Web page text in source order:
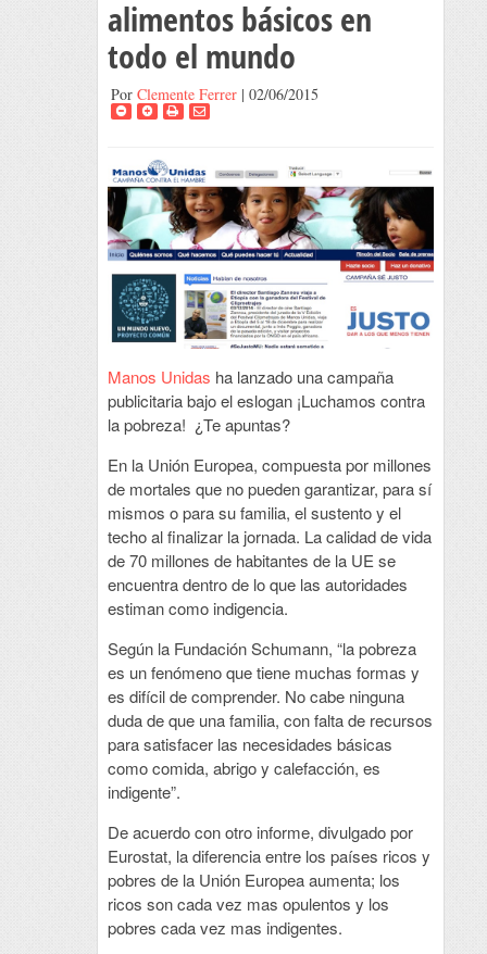
alimentos básicos en
todo el mundo
Por Clemente Ferrer| 02/06/2015
Manos Unidas ha lanzado una campaña
publicitaria bajo el eslogan ¡Luchamos contra
la pobreza! ¿Te apuntas?
En la Unión Europea, compuesta por millones
de mortales que no pueden garantizar, para sí
mismos o para su familia, el sustento y el
techo al finalizar la jornada. La calidad de vida
de 70 millones de habitantes de la UE se
encuentra dentro de lo que las autoridades
estiman como indigencia.
Según la Fundación Schumann, “la pobreza
es un fenómeno que tiene muchas formas y
es difícil de comprender. No cabe ninguna
duda de que una familia, con falta de recursos
para satisfacer las necesidades básicas
como comida, abrigo y calefacción, es
indigente”.
De acuerdo con otro informe, divulgado por
Eurostat, la diferencia entre los países ricos y
pobres de la Unión Europea aumenta; los
ricos son cada vez mas opulentos y los
pobres cada vez mas indigentes.